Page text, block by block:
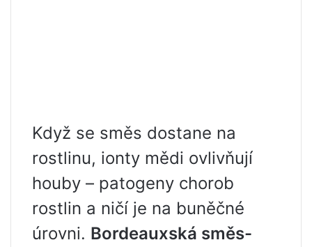
Když se směs dostane na
rostlinu, ionty mědi ovlivňují
houby – patogeny chorob
rostlin a ničí je na buněčné
úrovni. Bordeauxská směs-